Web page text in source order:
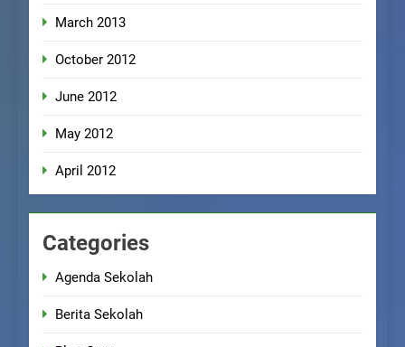
March 2013
October 2012
June 2012
May 2012
April 2012
Categories
Agenda Sekolah
Berita Sekolah